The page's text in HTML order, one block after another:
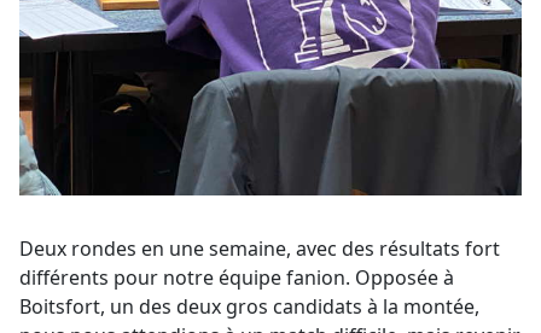
Deux rondes en une semaine, avec des résultats fort
différents pour notre équipe fanion. Opposée à
Boitsfort, un des deux gros candidats à la montée,